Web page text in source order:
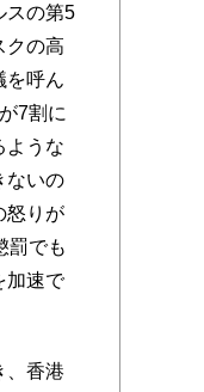
スの第5
クの高
を呼ん
7割に
ような
ないの
怒りが
罰でも
加速で
、香港